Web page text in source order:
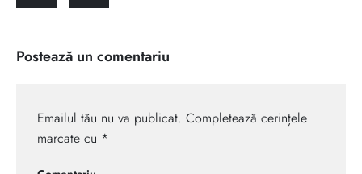
Postează un comentariu
Emailul tău nu va publicat. Completează cerințele
marcate cu *